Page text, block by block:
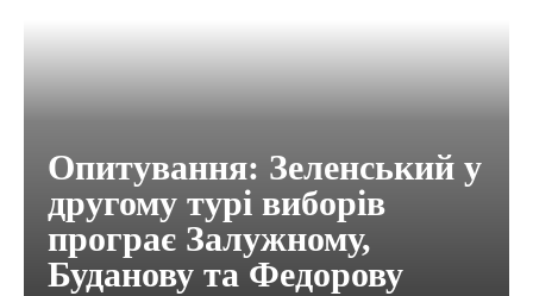
Опитування: Зеленський у
другому турі виборів
програє Залужному,
Буданову та Федорову